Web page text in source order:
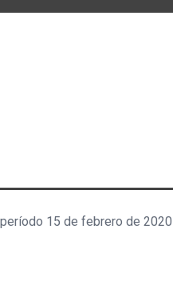
15 de febrero de